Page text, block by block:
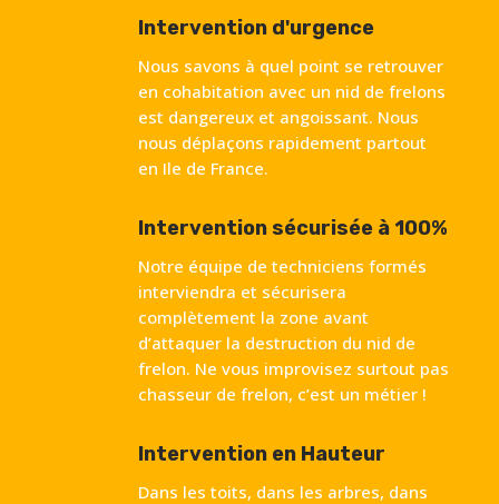
Intervention d'urgence
Nous savons à quel point se retrouver
en cohabitation avec un nid de frelons
est dangereux et angoissant. Nous
nous déplaçons rapidement partout
en Ile de France.
Intervention sécurisée à 100%
Notre équipe de techniciens formés
interviendra et sécurisera
complètement la zone avant
d’attaquer la destruction du nid de
frelon. Ne vous improvisez surtout pas
chasseur de frelon, c’est un métier !
Intervention en Hauteur
Dans les toits, dans les arbres, dans